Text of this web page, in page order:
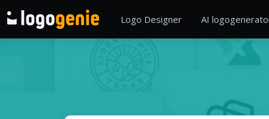
Logo Designer AI